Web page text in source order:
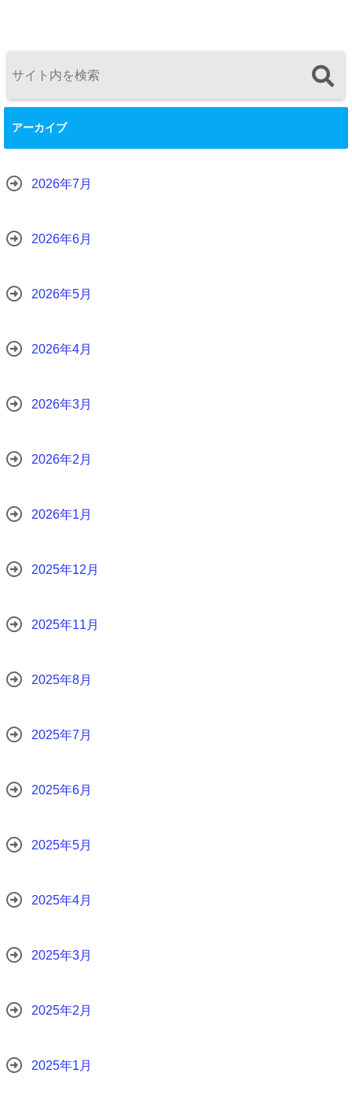
アーカイブ
2026年7月
2026年6月
2026年5月
2026年4月
2026年3月
2026年2月
2026年1月
2025年12月
2025年11月
2025年8月
2025年7月
2025年6月
2025年5月
2025年4月
2025年3月
2025年2月
2025年1月